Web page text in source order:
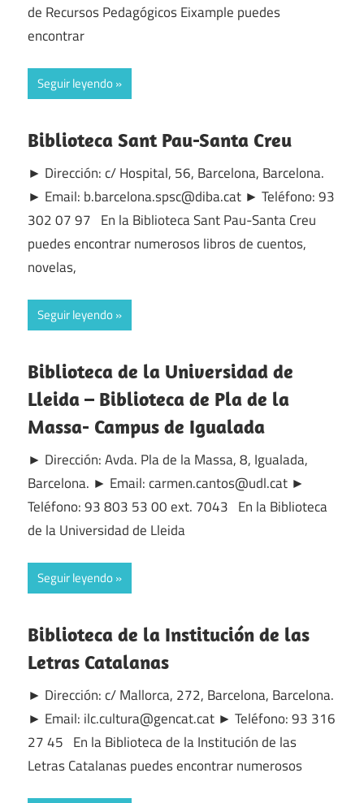
de Recursos Pedagógicos Eixample puedes
encontrar
Seguir leyendo
Biblioteca Sant Pau-Santa Creu
► Dirección: c/ Hospital, 56, Barcelona, Barcelona.
► Email: b.barcelona.spsc@diba.cat ► Teléfono: 93
302 07 97 En la Biblioteca Sant Pau-Santa Creu
puedes encontrar numerosos libros de cuentos,
novelas,
Seguir leyendo
Biblioteca de la Universidad de
Lleida – Biblioteca de Pla de la
Massa- Campus de Igualada
► Dirección: Avda. Pla de la Massa, 8, Igualada,
Barcelona. ► Email: carmen.cantos@udl.cat ►
Teléfono: 93 803 53 00 ext. 7043 En la Biblioteca
de la Universidad de Lleida
Seguir leyendo
Biblioteca de la Institución de las
Letras Catalanas
► Dirección: c/ Mallorca, 272, Barcelona, Barcelona.
► Email: ilc.cultura@gencat.cat ► Teléfono: 93 316
27 45 En la Biblioteca de la Institución de las
Letras Catalanas puedes encontrar numerosos